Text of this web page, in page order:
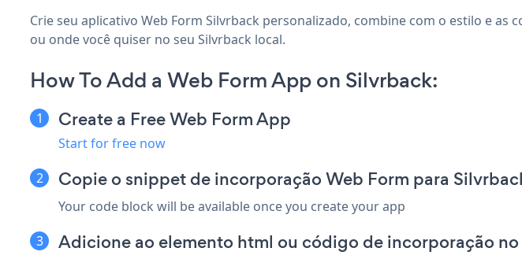
Crie seu aplicativo Web Form Silvrback personalizado, combine com o estilo e
ou onde você quiser no seu Silvrback local.
How To Add a Web Form App on Silvrback:
Create a Free Web Form App
Start for free now
Copie o snippet de incorporação Web Form para
Your code block will be available once you create your app
Adicione ao elemento html ou código de incorporação